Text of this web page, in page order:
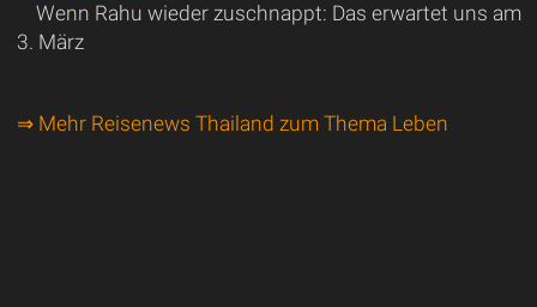
Wenn Rahu wieder zuschnappt: Das erwartet uns am
3. März
⇒ Mehr Reisenews Thailand zum Thema Leben